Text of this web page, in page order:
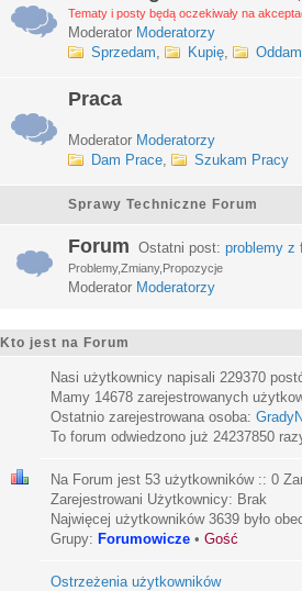
Tematy i posty będą oczekiwały na
Moderator Moderatorzy
Sprzedam, Kupię, Oddam
Praca
Moderator Moderatorzy
Dam Prace, Szukam Pracy
Sprawy Techniczne Forum
Forum Ostatni post: problemy z
Problemy,Zmiany,Propozycje
Moderator Moderatorzy
Kto jest na Forum
Nasi użytkownicy napisali 229370
Mamy 14678 zarejestrowanych
Ostatnio zarejestrowana osoba:
To forum odwiedzono już 24237850
Na Forum jest 53 użytkowników :: 0
Zarejestrowani Użytkownicy: Brak
Najwięcej użytkowników 3639 było
Grupy: Forumowicze • Gość
Ostrzeżenia użytkowników